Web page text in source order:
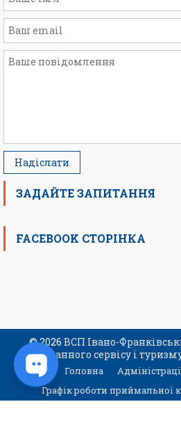
ЗАДАЙТЕ ЗАПИТАННЯ
FACEBOOK СТОРІНКА
© 2026 ВСП Івано-
ресторанного сервісу і
Головна
Графік роботи приймальної